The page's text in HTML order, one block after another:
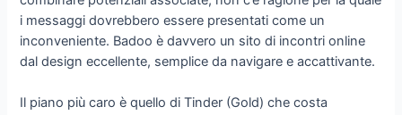
i messaggi dovrebbero essere presentati come un
inconveniente. Badoo è davvero un sito di incontri online
dal design eccellente, semplice da navigare e accattivante.
Il piano più caro è quello di Tinder (Gold) che costa